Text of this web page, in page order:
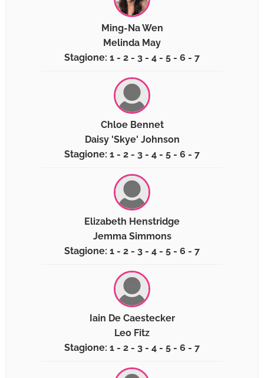
Ming-Na Wen
Melinda May
Stagione: 1 - 2 - 3 - 4 - 5 - 6 - 7
Chloe Bennet
Daisy 'Skye' Johnson
Stagione: 1 - 2 - 3 - 4 - 5 - 6 - 7
Elizabeth Henstridge
Jemma Simmons
Stagione: 1 - 2 - 3 - 4 - 5 - 6 - 7
Iain De Caestecker
Leo Fitz
Stagione: 1 - 2 - 3 - 4 - 5 - 6 - 7